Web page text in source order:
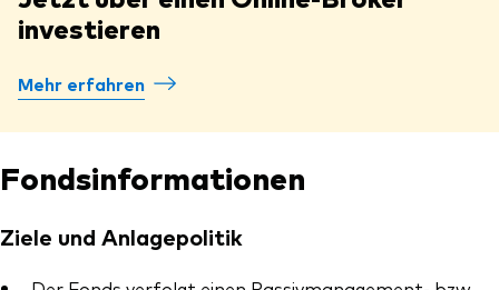
investieren
Mehr erfahren
Fondsinformationen
Ziele und Anlagepolitik